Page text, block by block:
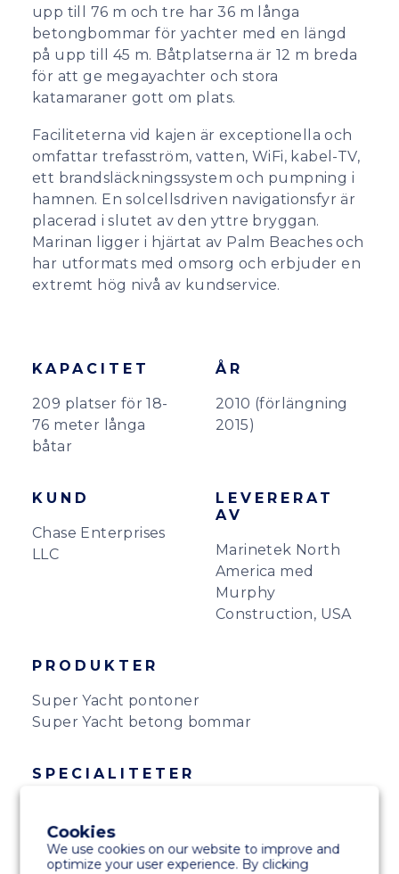
upp till 76 m och tre har 36 m långa
betongbommar för yachter med en längd
på upp till 45 m. Båtplatserna är 12 m breda
för att ge megayachter och stora
katamaraner gott om plats.
Faciliteterna vid kajen är exceptionella och
omfattar trefasström, vatten, WiFi, kabel-TV,
ett brandsläckningssystem och pumpning i
hamnen. En solcellsdriven navigationsfyr är
placerad i slutet av den yttre bryggan.
Marinan ligger i hjärtat av Palm Beaches och
har utformats med omsorg och erbjuder en
extremt hög nivå av kundservice.
KAPACITET
209 platser för 18-
76 meter långa
båtar
ÅR
2010 (förlängning
2015)
KUND
Chase Enterprises
LLC
LEVERERAT
AV
Marinetek North
America med
Murphy
Construction, USA
PRODUKTER
Super Yacht pontoner
Super Yacht betong bommar
SPECIALITETER
FRP-däck för servicekanaler, förtöjning med
pålar, fullt utrustad
Cookies
We use cookies on our website to improve and
optimize your user experience. By clicking